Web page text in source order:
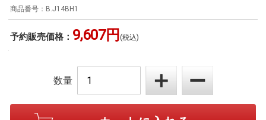
B.J14BH1
予約販売価格： 9,607円 (税込)
数量